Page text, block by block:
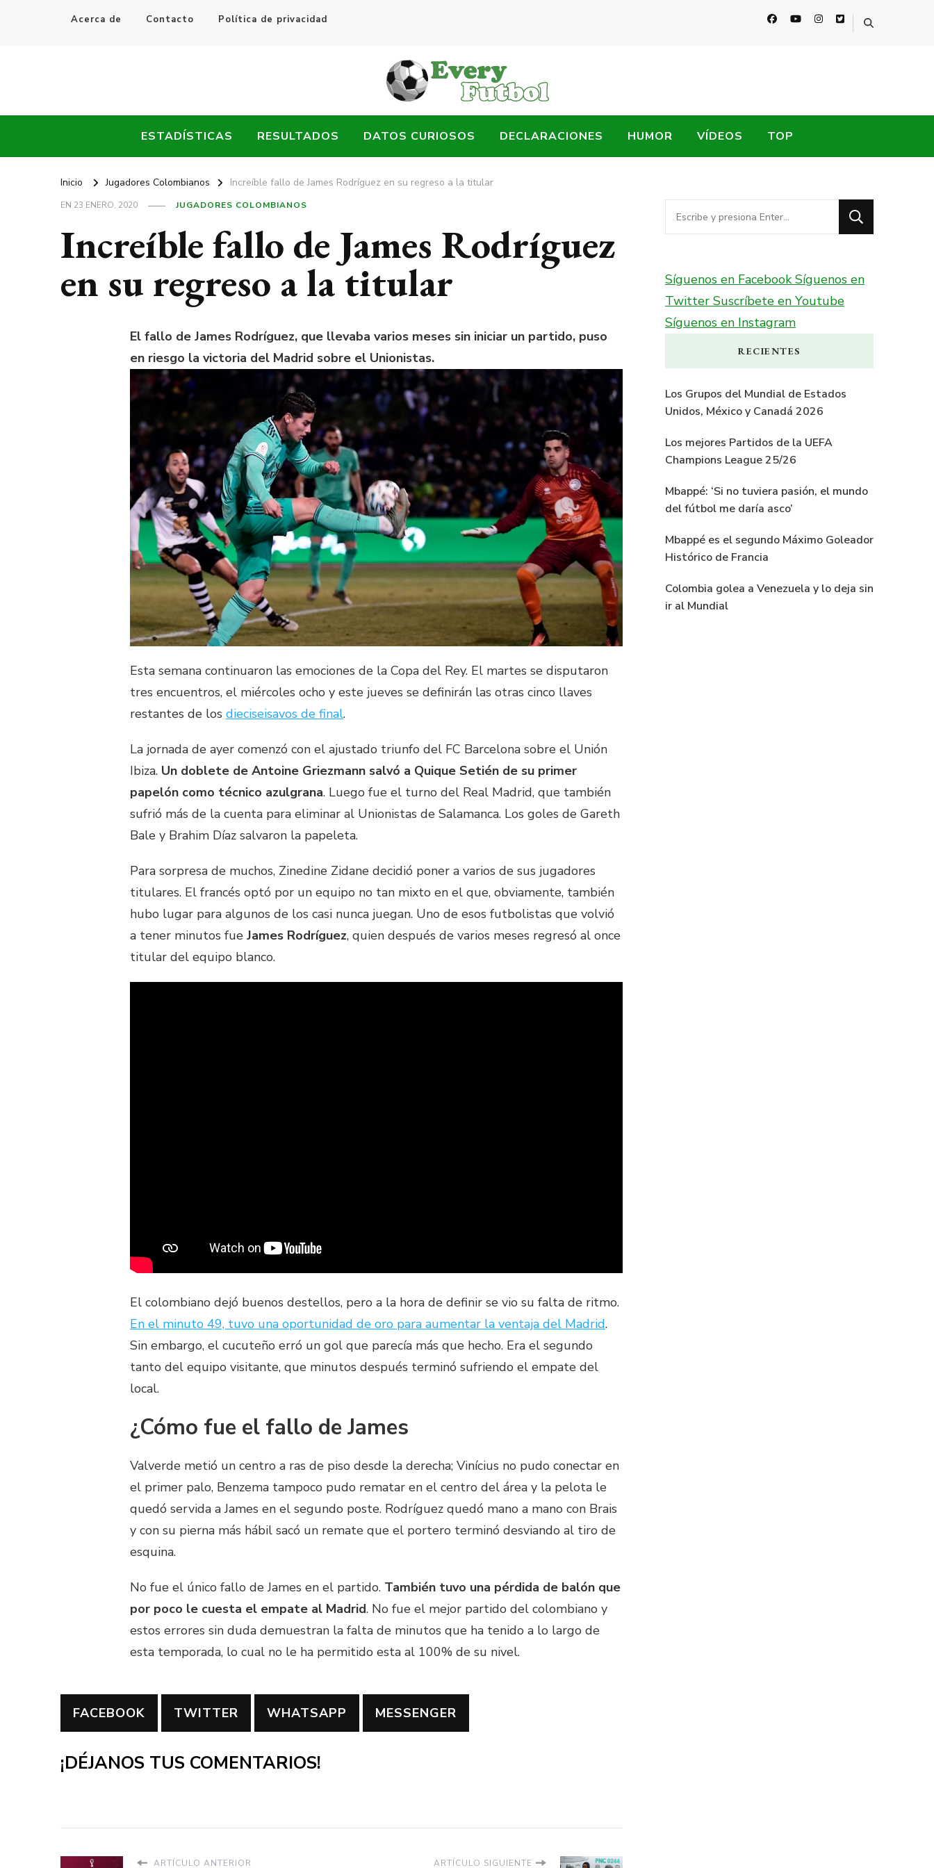
Acerca de Contacto Política de privacidad
Every Fútbol
ESTADÍSTICAS RESULTADOS DATOS CURIOSOS DECLARACIONES HUMOR VÍDEOS TOP
Inicio Jugadores Colombianos Increíble fallo de James Rodríguez en su regreso a la titular
EN 23 ENERO, 2020 JUGADORES COLOMBIANOS
Increíble fallo de James Rodríguez
en su regreso a la titular
El fallo de James Rodríguez, que llevaba varios meses sin iniciar un partido, puso
en riesgo la victoria del Madrid sobre el Unionistas.
Esta semana continuaron las emociones de la Copa del Rey. El martes se disputaron
tres encuentros, el miércoles ocho y este jueves se definirán las otras cinco llaves
restantes de los dieciseisavos de final.
La jornada de ayer comenzó con el ajustado triunfo del FC Barcelona sobre el Unión
Ibiza. Un doblete de Antoine Griezmann salvó a Quique Setién de su primer
papelón como técnico azulgrana. Luego fue el turno del Real Madrid, que también
sufrió más de la cuenta para eliminar al Unionistas de Salamanca. Los goles de Gareth
Bale y Brahim Díaz salvaron la papeleta.
Para sorpresa de muchos, Zinedine Zidane decidió poner a varios de sus jugadores
titulares. El francés optó por un equipo no tan mixto en el que, obviamente, también
hubo lugar para algunos de los casi nunca juegan. Uno de esos futbolistas que volvió
a tener minutos fue James Rodríguez, quien después de varios meses regresó al once
titular del equipo blanco.
El colombiano dejó buenos destellos, pero a la hora de definir se vio su falta de ritmo.
En el minuto 49, tuvo una oportunidad de oro para aumentar la ventaja del Madrid.
Sin embargo, el cucuteño erró un gol que parecía más que hecho. Era el segundo
tanto del equipo visitante, que minutos después terminó sufriendo el empate del
local.
¿Cómo fue el fallo de James
Valverde metió un centro a ras de piso desde la derecha; Vinícius no pudo conectar en
el primer palo, Benzema tampoco pudo rematar en el centro del área y la pelota le
quedó servida a James en el segundo poste. Rodríguez quedó mano a mano con Brais
y con su pierna más hábil sacó un remate que el portero terminó desviando al tiro de
esquina.
No fue el único fallo de James en el partido. También tuvo una pérdida de balón que
por poco le cuesta el empate al Madrid. No fue el mejor partido del colombiano y
estos errores sin duda demuestran la falta de minutos que ha tenido a lo largo de
esta temporada, lo cual no le ha permitido esta al 100% de su nivel.
FACEBOOK TWITTER WHATSAPP MESSENGER
¡DÉJANOS TUS COMENTARIOS!
ARTÍCULO ANTERIOR ARTÍCULO SIGUIENTE
¿Buscas
algo?
Síguenos en FacebookSíguenos en
Twitter Suscríbete en Youtube
Síguenos en Instagram
RECIENTES
Los Grupos del Mundial de Estados
Unidos, México y Canadá 2026
Los mejores Partidos de la UEFA
Champions League 25/26
Mbappé: ‘Si no tuviera pasión, el mundo
del fútbol me daría asco’
Mbappé es el segundo Máximo Goleador
Histórico de Francia
Colombia golea a Venezuela y lo deja sin
ir al Mundial